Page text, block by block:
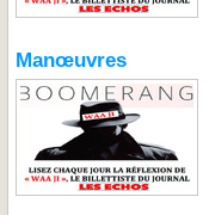
Manœuvres